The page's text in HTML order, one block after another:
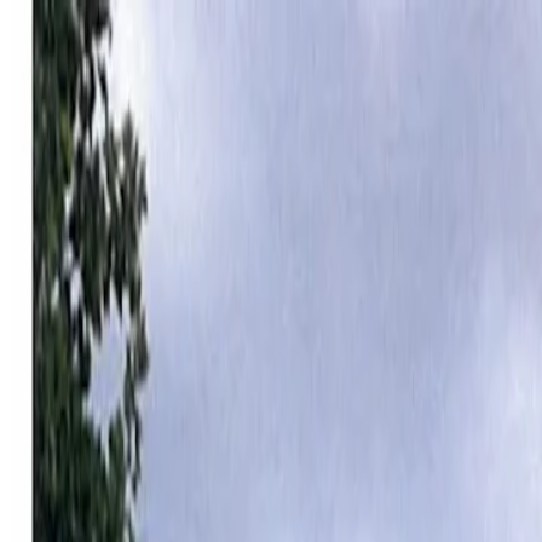
Pelaajille
Varaa padel-kentät
Varaa tennis-kentät
Varaa tennis-kentät
Etsi klubi
Pelaajille
Varaa padel-kentät
Varaa tennis-kentät
Varaa tennis-kentät
Etsi klubi
Klubeille
Playtomic Manager
Playtomic Coach
Academy
Hinnat
Klubeille
Playtomic Manager
Playtomic Coach
Academy